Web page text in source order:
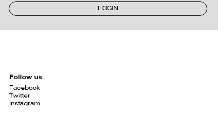
LOGIN
Follow us
Facebook
Twitter
Instagram